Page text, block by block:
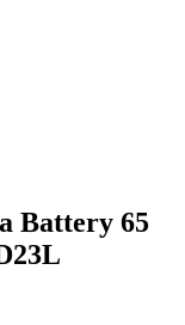
Battery 65